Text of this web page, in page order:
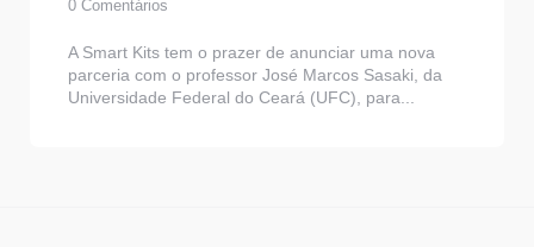
por
0 Comentários
A Smart Kits tem o prazer de anunciar uma nova
parceria com o professor José Marcos Sasaki, da
Universidade Federal do Ceará (UFC), para...